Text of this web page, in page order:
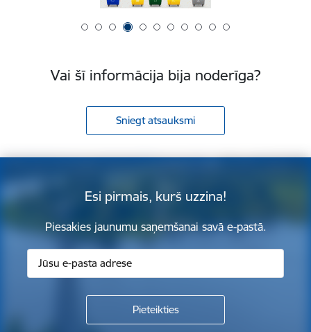
Vai šī informācija bija noderīga?
Sniegt atsauksmi
Esi pirmais, kurš uzzina!
Piesakies jaunumu saņemšanai savā e-pastā.